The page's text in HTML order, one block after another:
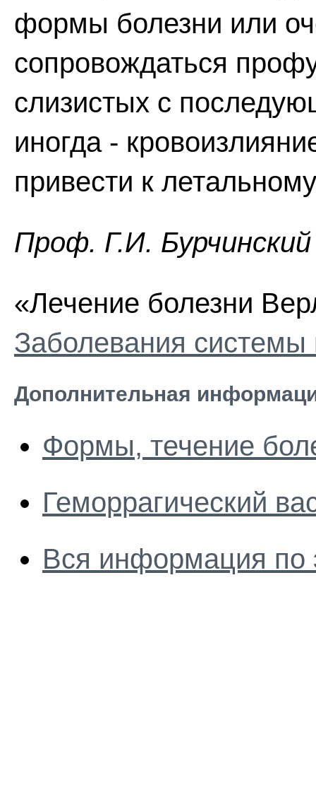
формы болезни или
сопровождаться
слизистых с
иногда -
привести к
Проф. Г.И. Бурчинский
«Лечение болезни
Заболевания системы
Дополнительная
Формы, течение
Геморрагический
Вся информация по